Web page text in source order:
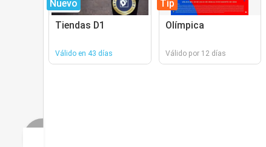
Nuevo
Tiendas D1
Válido en 43 días
Tip
Olímpica
Válido por 12 días